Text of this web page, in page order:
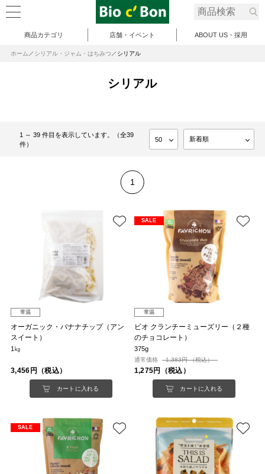
商品カテゴリ 店舗・イベント ABOUT US・採用
ホーム シリアル・ジャム・はちみつ シリアル
シリアル
1 ～ 39 件目を表示しています。（全39
件）
1
常温
オーガニック・バナナチップ（アン
スイート）
1㎏
3,456円（税込）
カートに入れる
SALE
常温
ビオ クランチーミューズリー（２種
のチョコレート）
375g
通常価格 1,383円 （税込）
1,275円（税込）
カートに入れる
SALE